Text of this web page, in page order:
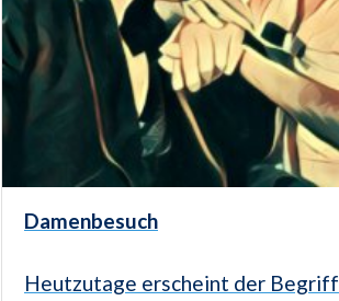
Damenbesuch
Heutzutage erscheint der Begriff